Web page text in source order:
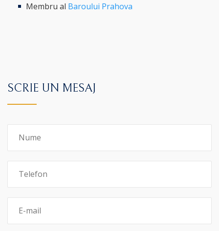
Membru al Baroului Prahova
SCRIE UN MESAJ